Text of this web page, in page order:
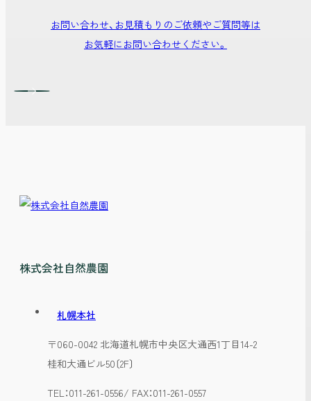
お問い合わせ、 お見積もりのご依頼やご質問等は
お気軽にお問い合わせください。
株式会社自然農園
札幌本社
〒060-0042 北海道札幌市中央区大通西1丁目14-2
桂和大通ビル50〔2F〕
TEL：011-261-0556/ FAX：011-261-0557